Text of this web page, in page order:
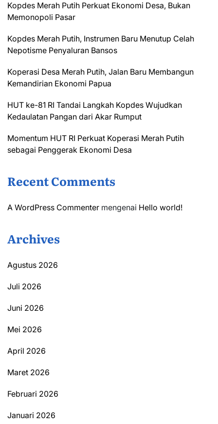
Kopdes Merah Putih Perkuat Ekonomi Desa, Bukan
Memonopoli Pasar
Kopdes Merah Putih, Instrumen Baru Menutup Celah
Nepotisme Penyaluran Bansos
Koperasi Desa Merah Putih, Jalan Baru Membangun
Kemandirian Ekonomi Papua
HUT ke-81 RI Tandai Langkah Kopdes Wujudkan
Kedaulatan Pangan dari Akar Rumput
Momentum HUT RI Perkuat Koperasi Merah Putih
sebagai Penggerak Ekonomi Desa
Recent Comments
A WordPress Commenter mengenai Hello world!
Archives
Agustus 2026
Juli 2026
Juni 2026
Mei 2026
April 2026
Maret 2026
Februari 2026
Januari 2026